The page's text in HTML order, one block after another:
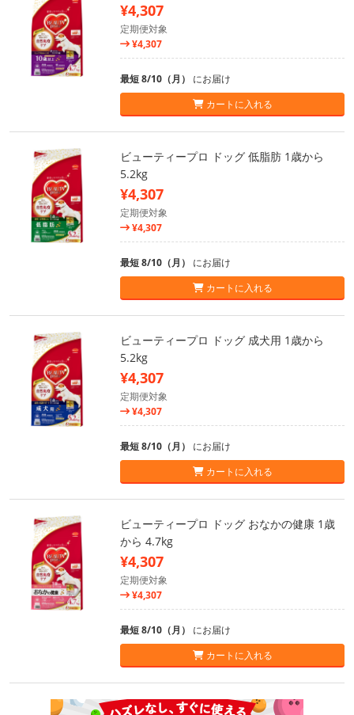
¥4,307
定期便対象
¥4,307
最短 8/10（月） にお届け
カートに入れる
ビューティープロ ドッグ 低脂肪 1歳から
5.2kg
¥4,307
定期便対象
¥4,307
最短 8/10（月） にお届け
カートに入れる
ビューティープロ ドッグ 成犬用 1歳から
5.2kg
¥4,307
定期便対象
¥4,307
最短 8/10（月） にお届け
カートに入れる
ビューティープロ ドッグ おなかの健康 1歳
から 4.7kg
¥4,307
定期便対象
¥4,307
最短 8/10（月） にお届け
カートに入れる